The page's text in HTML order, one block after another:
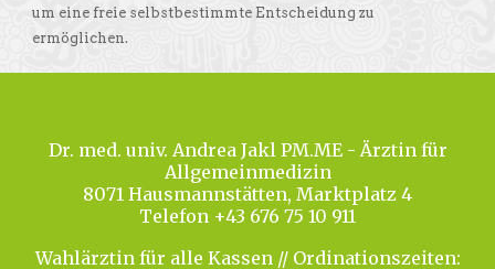
um eine freie selbstbestimmte Entscheidung zu
ermöglichen.
Dr. med. univ. Andrea Jakl PM.ME - Ärztin für
Allgemeinmedizin
8071 Hausmannstätten, Marktplatz 4
Telefon +43 676 75 10 911
Wahlärztin für alle Kassen // Ordinationszeiten: